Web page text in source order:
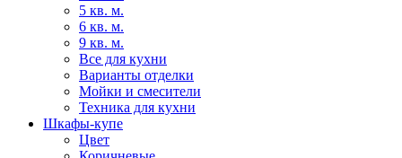
5 кв. м.
6 кв. м.
9 кв. м.
Все для кухни
Варианты отделки
Мойки и смесители
Техника для кухни
Шкафы-купе
Цвет